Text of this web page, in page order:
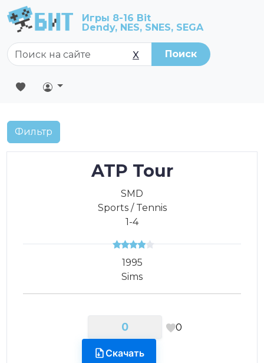
Игры 8-16 Bit
Dendy, NES, SNES, SEGA
Поиск
X
Фильтр
ATP Tour
SMD
Sports / Tennis
1-4
1995
Sims
Скачать
0 0